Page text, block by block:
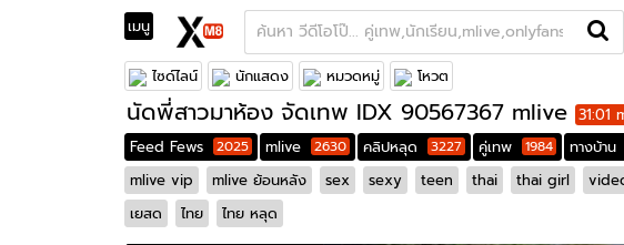
เมนู
Feed Fews
Mlive Onlyfans ช้างlive/THLIVE
ไซด์ไลน์ นักแสดง หมวดหมู่ โหวต
นัดพี่สาวมาห้อง จัดเทพ IDX 90567367 mlive 31:01
Feed Fews
2025 mlive 2630 คลิปหลุด 3227 คู่เทพ 1984 ทางบ้าน
mlive vip
mlive ย้อนหลัง sex sexy teen thai thai girl
เยสด
ไทย ไทย หลุด